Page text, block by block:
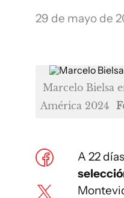
29 de mayo de
Marcelo Bielsa
América 2024
A 22